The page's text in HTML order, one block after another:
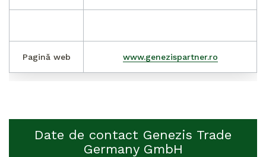
Pagină web www.genezispartner.ro
Date de contact Genezis Trade
Germany GmbH